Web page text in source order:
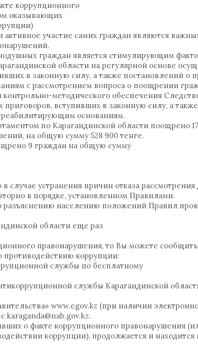
коррупционного
оказывающих
активное участие самих граждан являются
граждан является стимулирующим
области на регулярной основе
в законную силу, а также постановлений о
с рассмотрением вопроса о поощрении
методического обеспечения
вступивших в законную силу, а
основаниям.
по Карагандинской области поощрено
на общую сумму 528 900 тенге.
9 граждан на общую сумму
случае устранения причин отказа
в порядке, установленном Правилами.
населению положений Правил
области еще раз
правонарушения, то Вы можете
противодействию коррупции:
службы по бесплатному
службы Карагандинской
www.egov.kz (при наличии
karaganda@nab.gov.kz.
о факте коррупционного правонарушения
коррупции), продолжается и находится